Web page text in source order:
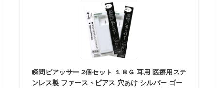
瞬間ピアッサー 2個セット １８Ｇ 耳用 医療用ステ
ンレス製 ファーストピアス 穴あけ シルバー ゴー